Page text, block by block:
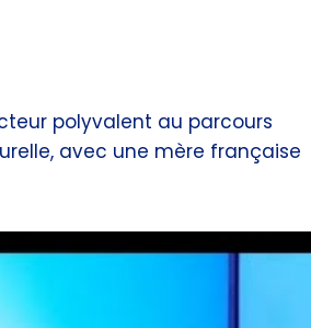
polyvalent au parcours
avec une mère française